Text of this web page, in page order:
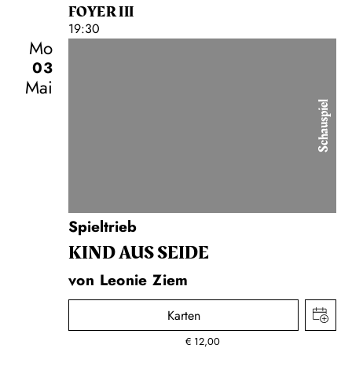
FOYER III
19:30
Mo
03
Mai
Schauspiel
Spieltrieb
KIND AUS SEIDE
von Leonie Ziem
Karten
€ 12,00